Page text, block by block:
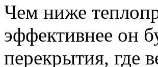
Чем ниже
эффективнее он
перекрытия, где